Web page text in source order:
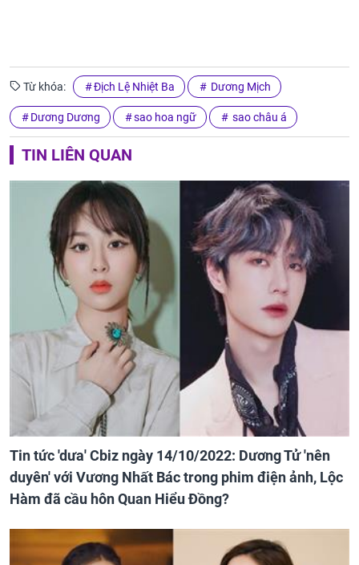
Từ khóa: Địch Lệ Nhiệt Ba Dương Mịch
Dương Dương sao hoa ngữ sao châu á
TIN LIÊN QUAN
Tin tức 'dưa' Cbiz ngày 14/10/2022: Dương Tử 'nên
duyên' với Vương Nhất Bác trong phim điện ảnh, Lộc
Hàm đã cầu hôn Quan Hiểu Đồng?